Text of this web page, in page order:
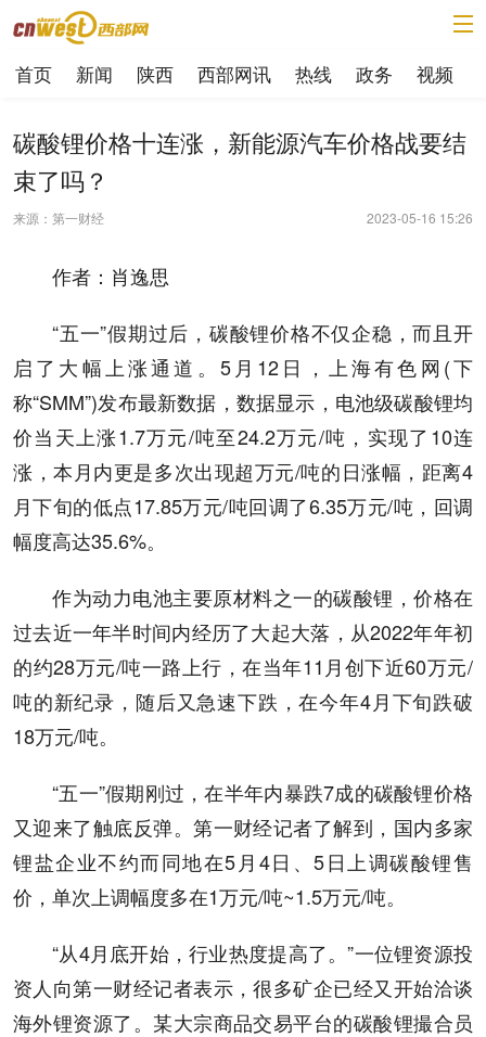
首页 新闻 陕西 西部网讯 热线 政务 视频
碳酸锂价格十连涨，新能源汽车价格战要结
束了吗？
来源：第一财经 2023-05-16 15:26
作者：肖逸思
“五一”假期过后，碳酸锂价格不仅企稳，而且开
启了大幅上涨通道。5月12日，上海有色网(下
称“SMM”)发布最新数据，数据显示，电池级碳酸锂均
价当天上涨1.7万元/吨至24.2万元/吨，实现了10连
涨，本月内更是多次出现超万元/吨的日涨幅，距离4
月下旬的低点17.85万元/吨回调了6.35万元/吨，回调
幅度高达35.6%。
作为动力电池主要原材料之一的碳酸锂，价格在
过去近一年半时间内经历了大起大落，从2022年年初
的约28万元/吨一路上行，在当年11月创下近60万元/
吨的新纪录，随后又急速下跌，在今年4月下旬跌破
18万元/吨。
“五一”假期刚过，在半年内暴跌7成的碳酸锂价格
又迎来了触底反弹。第一财经记者了解到，国内多家
锂盐企业不约而同地在5月4日、5日上调碳酸锂售
价，单次上调幅度多在1万元/吨~1.5万元/吨。
“从4月底开始，行业热度提高了。”一位锂资源投
资人向第一财经记者表示，很多矿企已经又开始洽谈
海外锂资源了。某大宗商品交易平台的碳酸锂撮合员